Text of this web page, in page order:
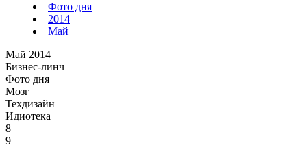
Фото дня
2014
Май
Май 2014
Бизнес-линч
Фото дня
Мозг
Техдизайн
Идиотека
8
9